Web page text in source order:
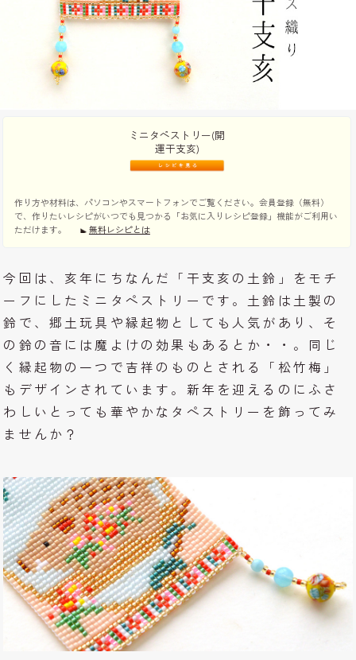
ミニタペストリー(開
運干支亥)
作り方や材料は、パソコンやスマートフォンでご覧ください。会員登録（無料）
で、作りたいレシピがいつでも見つかる「お気に入りレシピ登録」機能がご利用い
ただけます。
無料レシピとは
今回は、亥年にちなんだ「干支亥の土鈴」をモチ
ーフにしたミニタペストリーです。土鈴は土製の
鈴で、郷土玩具や縁起物としても人気があり、そ
の鈴の音には魔よけの効果もあるとか・・。同じ
く縁起物の一つで吉祥のものとされる「松竹梅」
もデザインされています。新年を迎えるのにふさ
わしいとっても華やかなタペストリーを飾ってみ
ませんか？